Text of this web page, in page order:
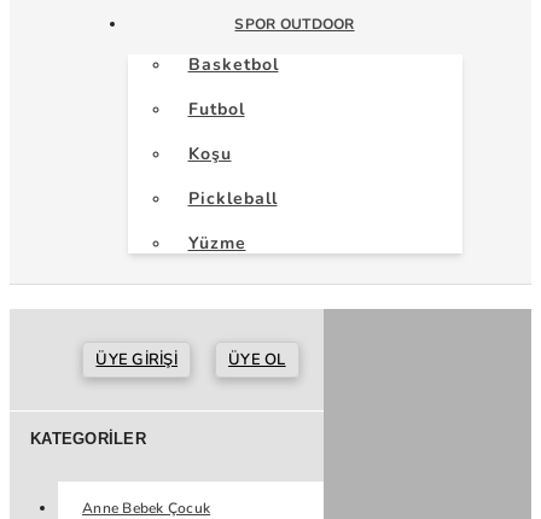
SPOR OUTDOOR
Basketbol
Futbol
Koşu
Pickleball
Yüzme
ÜYE GIRIŞI ÜYE OL
KATEGORILER
Anne Bebek Çocuk